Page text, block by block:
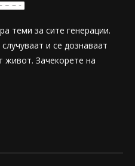
теми за сите генерации.
и се дознаваат
живот. Зачекорете на